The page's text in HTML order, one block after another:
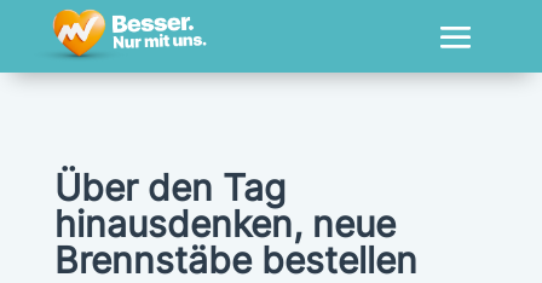
Über den Tag
hinausdenken, neue
Brennstäbe bestellen